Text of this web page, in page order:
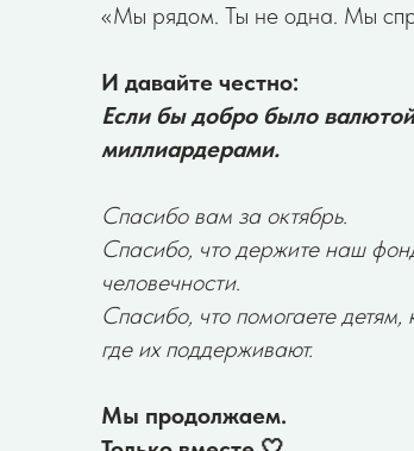
«Мы рядом. Ты не одна. Мы
И давайте честно:
Если бы добро было
миллиардерами.
Спасибо вам за октябрь.
Спасибо, что держите наш
человечности.
Спасибо, что помогаете детям,
где их поддерживают.
Мы продолжаем.
Для вопросов по работе